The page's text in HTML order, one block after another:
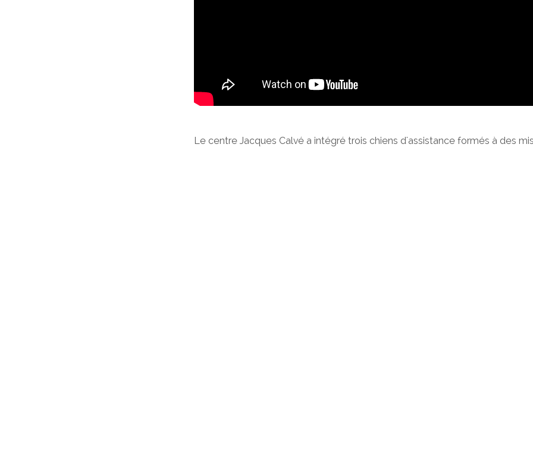
Le centre Jacques Calvé a intégré trois chiens d'assistance formés à des